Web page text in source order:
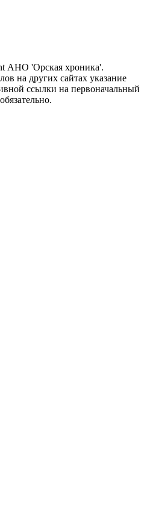
АНО 'Орская хроника'.
на других сайтах указание
ссылки на первоначальный